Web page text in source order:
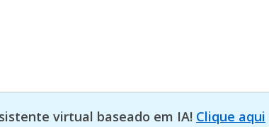
virtual baseado em IA! Clique aqui